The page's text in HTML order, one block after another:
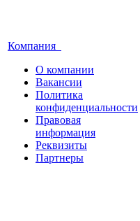
Компания
О компании
Вакансии
Политика
конфиденциальности
Правовая
информация
Реквизиты
Партнеры